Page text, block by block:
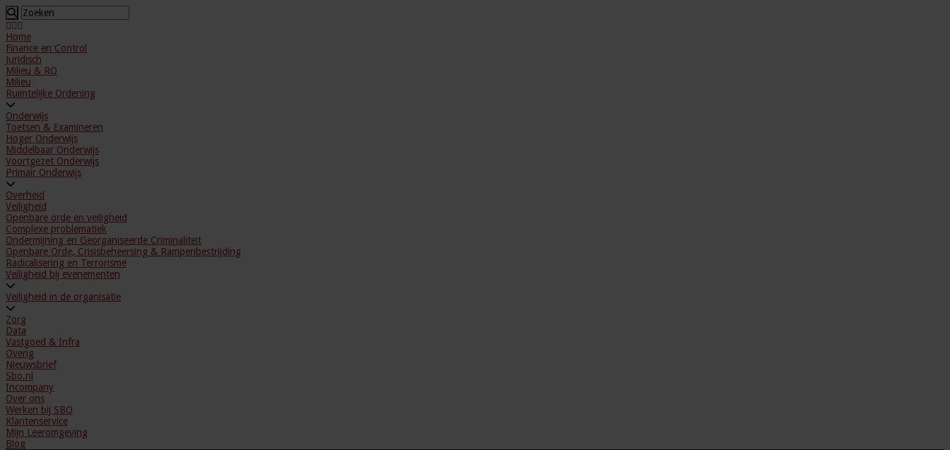
Home
Finance en Control
Juridisch
Milieu & RO
Milieu
Ruimtelijke Ordening
Onderwijs
Toetsen & Examineren
Hoger Onderwijs
Middelbaar Onderwijs
Voortgezet Onderwijs
Primair Onderwijs
Overheid
Veiligheid
Openbare orde en veiligheid
Complexe problematiek
Ondermijning en Georganiseerde Criminaliteit
Openbare Orde, Crisisbeheersing & Rampenbestrijding
Radicalisering en Terrorisme
Veiligheid bij evenementen
Veiligheid in de organisatie
Zorg
Data
Vastgoed & Infra
Overig
Nieuwsbrief
Sbo.nl
Incompany
Over ons
Werken bij SBO
Klantenservice
Mijn Leeromgeving
Blog